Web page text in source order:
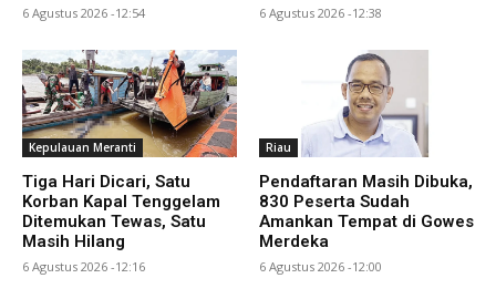
6 Agustus 2026 -12:54 6 Agustus 2026 -12:38
Kepulauan Meranti
Tiga Hari Dicari, Satu
Korban Kapal Tenggelam
Ditemukan Tewas, Satu
Masih Hilang
6 Agustus 2026 -12:16
Riau
Pendaftaran Masih Dibuka,
830 Peserta Sudah
Amankan Tempat di Gowes
Merdeka
6 Agustus 2026 -12:00